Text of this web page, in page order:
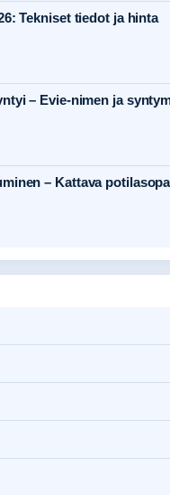
Tekniset tiedot ja hinta
– Evie-nimen ja
– Kattava